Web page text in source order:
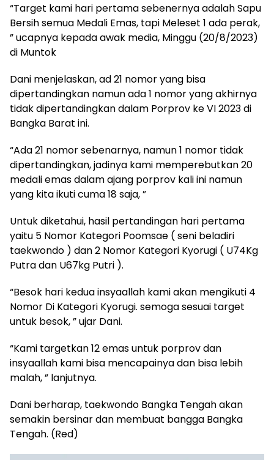
“Target kami hari pertama sebenernya adalah Sapu
Bersih semua Medali Emas, tapi Meleset 1 ada perak,
” ucapnya kepada awak media, Minggu (20/8/2023)
di Muntok
Dani menjelaskan, ad 21 nomor yang bisa
dipertandingkan namun ada 1 nomor yang akhirnya
tidak dipertandingkan dalam Porprov ke VI 2023 di
Bangka Barat ini.
“Ada 21 nomor sebenarnya, namun 1 nomor tidak
dipertandingkan, jadinya kami memperebutkan 20
medali emas dalam ajang porprov kali ini namun
yang kita ikuti cuma 18 saja, ”
Untuk diketahui, hasil pertandingan hari pertama
yaitu 5 Nomor Kategori Poomsae ( seni beladiri
taekwondo ) dan 2 Nomor Kategori Kyorugi ( U74Kg
Putra dan U67kg Putri ).
“Besok hari kedua insyaallah kami akan mengikuti 4
Nomor Di Kategori Kyorugi. semoga sesuai target
untuk besok, ” ujar Dani.
“Kami targetkan 12 emas untuk porprov dan
insyaallah kami bisa mencapainya dan bisa lebih
malah, ” lanjutnya.
Dani berharap, taekwondo Bangka Tengah akan
semakin bersinar dan membuat bangga Bangka
Tengah. (Red)